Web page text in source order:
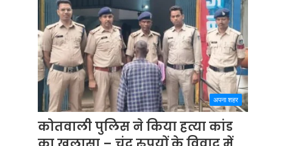
अपना शहर
कोतवाली पुलिस ने किया हत्या कांड